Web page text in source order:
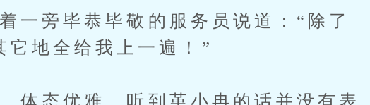
旁毕恭毕敬的服务员说道：“除了
地全给我上一遍！”
态优雅，听到堇小冉的话并没有表